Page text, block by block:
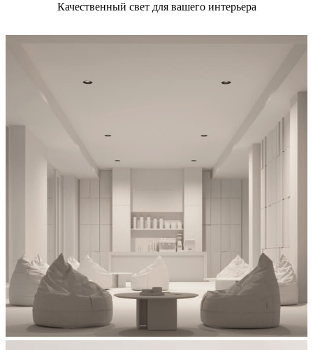
Качественный свет для вашего интерьера